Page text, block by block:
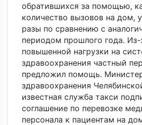
обратившихся за помощью,
количество вызовов на дом,
разы по сравнению с
периодом прошлого года. Из-
повышенной нагрузки на
здравоохранения частный
предложил помощь.
здравоохранения
известная служба такси
соглашение по перевозке
персонала к пациентам на